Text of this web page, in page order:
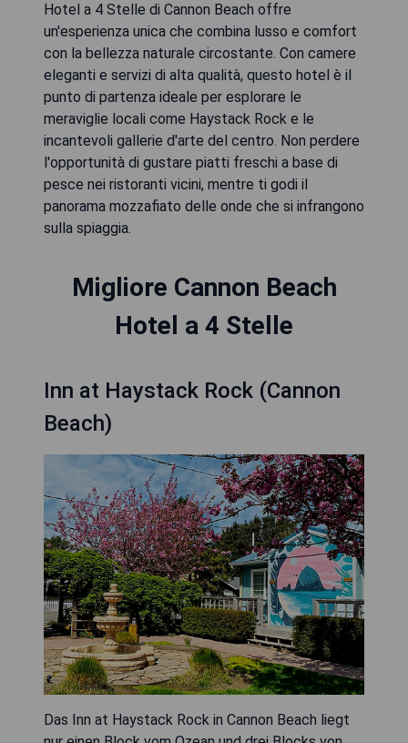
Hotel a 4 Stelle di Cannon Beach offre
un'esperienza unica che combina lusso e comfort
con la bellezza naturale circostante. Con camere
eleganti e servizi di alta qualità, questo hotel è il
punto di partenza ideale per esplorare le
meraviglie locali come Haystack Rock e le
incantevoli gallerie d'arte del centro. Non perdere
l'opportunità di gustare piatti freschi a base di
pesce nei ristoranti vicini, mentre ti godi il
panorama mozzafiato delle onde che si infrangono
sulla spiaggia.
Migliore Cannon Beach
Hotel a 4 Stelle
Inn at Haystack Rock (Cannon
Beach)
Das Inn at Haystack Rock in Cannon Beach liegt